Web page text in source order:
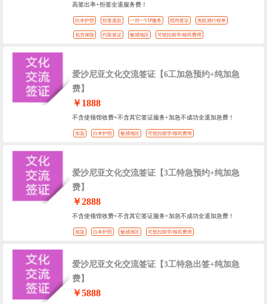
高签出率+拒签全退服务费！
白本护照 拒签退款 一对一VIP服务 陪同签证 免机酒行程单
包含保险 代取签证 敏感地区 可抵扣留学/移民费用
爱沙尼亚文化交流签证【6工加急预约+纯加急
费】
￥1888
不含使领馆收费+不含其它签证服务+加急不成功全退加急费！
加急 白本护照 敏感地区 可抵扣留学/移民费用
爱沙尼亚文化交流签证【3工特急预约+纯加急
费】
￥2888
不含使领馆收费+不含其它签证服务+加急不成功全退加急费！
加急 白本护照 敏感地区 可抵扣留学/移民费用
爱沙尼亚文化交流签证【3工特急出签+纯加急
费】
￥5888